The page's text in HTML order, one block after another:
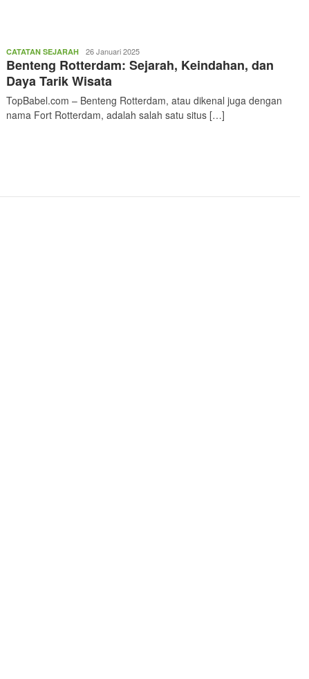
CATATAN SEJARAHtopbabel.com
26 Januari 2025
Benteng Rotterdam: Sejarah, Keindahan, dan
Daya Tarik Wisata
TopBabel.com – Benteng Rotterdam, atau dikenal juga dengan
nama Fort Rotterdam, adalah salah satu situs […]